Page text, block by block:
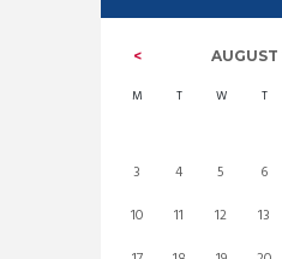
AUGUST
M T W T
3
4 5 6
10
11 12 13